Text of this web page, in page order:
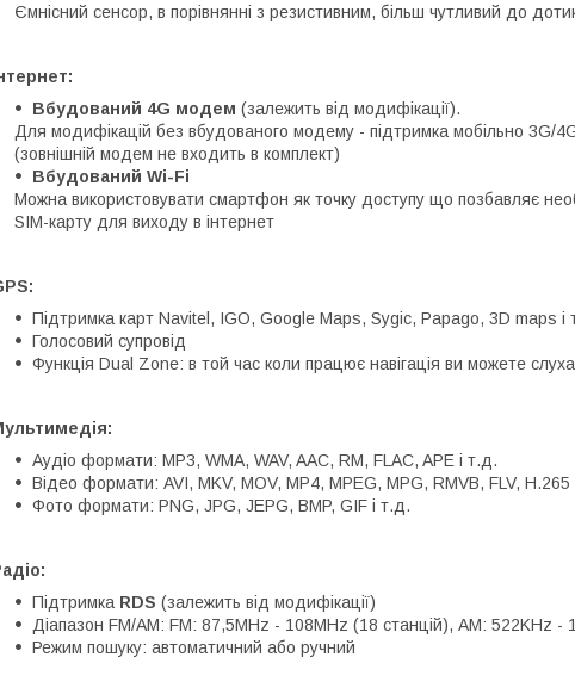
Ємнісний сенсор, в порівнянні з резистивним, більш чутливий до
Вбудований 4G модем (залежить від модифікації).
Для модифікацій без вбудованого модему - підтримка мобільно 3G/
(зовнішній модем не входить в комплект)
Вбудований Wi-Fi
Можна використовувати смартфон як точку доступу що позбавляє
SIM-карту для виходу в інтернет
Підтримка карт Navitel, IGO, Google Maps, Sygic, Papago, 3D maps і
Голосовий супровід
Функція Dual Zone: в той час коли працює навігація ви можете
Аудіо формати: MP3, WMA, WAV, AAC, RM, FLAC, APE і т.д.
Відео формати: AVI, MKV, MOV, MP4, MPEG, MPG, RMVB, FLV, H.265
Фото формати: PNG, JPG, JEPG, BMP, GIF і т.д.
Підтримка RDS (залежить від модифікації)
Діапазон FM/AM: FM: 87,5MHz - 108MHz (18 станцій), АМ: 522KHz -
Режим пошуку: автоматичний або ручний